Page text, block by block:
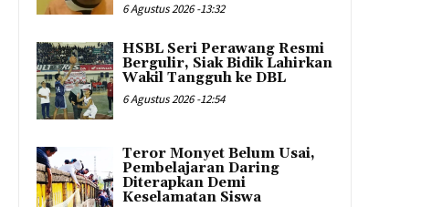
6 Agustus 2026 -13:32
HSBL Seri Perawang Resmi
Bergulir, Siak Bidik Lahirkan
Wakil Tangguh ke DBL
6 Agustus 2026 -12:54
Teror Monyet Belum Usai,
Pembelajaran Daring
Diterapkan Demi
Keselamatan Siswa